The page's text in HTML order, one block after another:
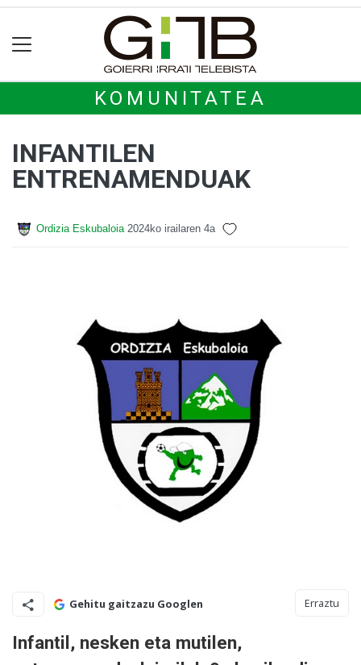
KOMUNITATEA
INFANTILEN
ENTRENAMENDUAK
Ordizia Eskubaloia 2024ko irailaren 4a
Gehitu gaitzazu Googlen Erraztu
Infantil, nesken eta mutilen,